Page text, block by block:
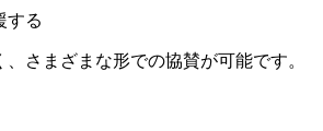
する
さまざまな形での協賛が可能です。